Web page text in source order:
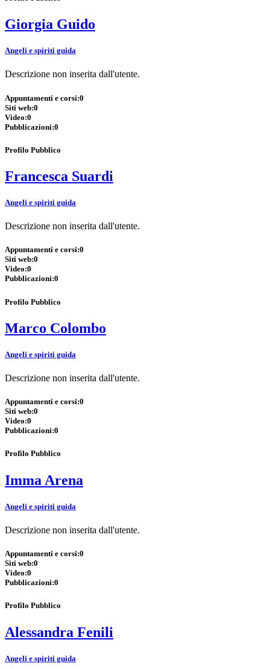
Giorgia Guido
Angeli e spiriti guida
Descrizione non inserita dall'utente.
Appuntamenti e corsi:0
Siti web:0
Video:0
Pubblicazioni:0
Profilo Pubblico
Francesca Suardi
Angeli e spiriti guida
Descrizione non inserita dall'utente.
Appuntamenti e corsi:0
Siti web:0
Video:0
Pubblicazioni:0
Profilo Pubblico
Marco Colombo
Angeli e spiriti guida
Descrizione non inserita dall'utente.
Appuntamenti e corsi:0
Siti web:0
Video:0
Pubblicazioni:0
Profilo Pubblico
Imma Arena
Angeli e spiriti guida
Descrizione non inserita dall'utente.
Appuntamenti e corsi:0
Siti web:0
Video:0
Pubblicazioni:0
Profilo Pubblico
Alessandra Fenili
Angeli e spiriti guida